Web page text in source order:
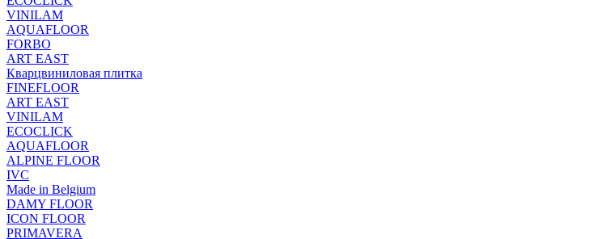
VINILAM
AQUAFLOOR
FORBO
ART EAST
Кварцвиниловая плитка
FINEFLOOR
ART EAST
VINILAM
ECOCLICK
AQUAFLOOR
ALPINE FLOOR
IVC
Made in Belgium
DAMY FLOOR
ICON FLOOR
PRIMAVERA